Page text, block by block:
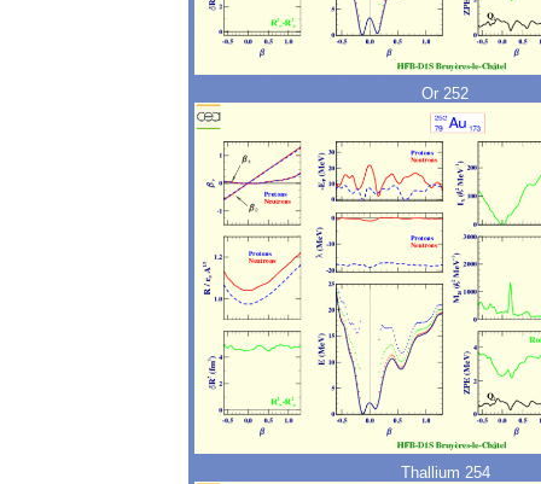
Or 252
Thallium 254